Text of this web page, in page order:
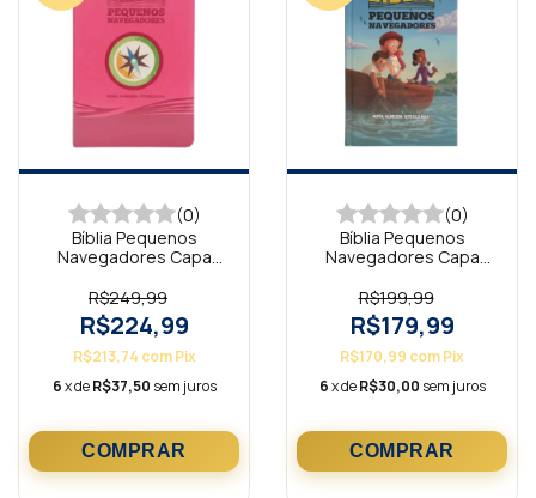
(0)
Bíblia Pequenos
Navegadores Capa
R$249,99
R$224,99
R$213,74 com Pix
6x deR$37,50 sem juros
(0)
Bíblia Pequenos
Navegadores Capa
R$199,99
R$179,99
R$170,99 comPix
6x deR$30,00 sem juros